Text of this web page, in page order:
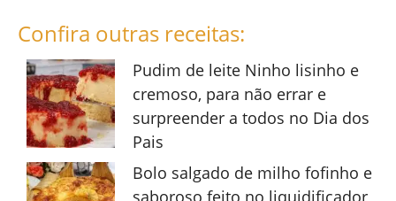
Confira outras receitas:
Pudim de leite Ninho lisinho e
cremoso, para não errar e
surpreender a todos no Dia dos
Pais
Bolo salgado de milho fofinho e
saboroso feito no liquidificador,